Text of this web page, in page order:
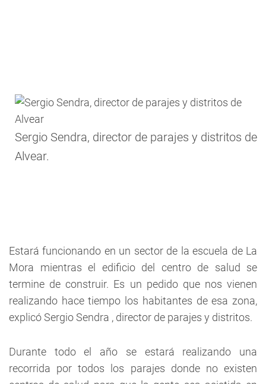
Sergio Sendra, director de parajes y distritos de
Alvear.
Estará funcionando en un sector de la escuela de La
Mora mientras el edificio del centro de salud se
termine de construir. Es un pedido que nos vienen
realizando hace tiempo los habitantes de esa zona,
explicó Sergio Sendra , director de parajes y distritos.
Durante todo el año se estará realizando una
recorrida por todos los parajes donde no existen